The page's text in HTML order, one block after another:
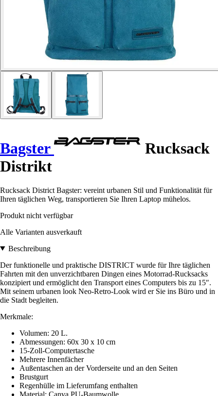
Bagster
Rucksack
Distrikt
Rucksack District Bagster: vereint urbanen Stil und Funktionalität für
Ihren täglichen Weg, transportieren Sie Ihren Laptop mühelos.
Produkt nicht verfügbar
Alle Varianten ausverkauft
Beschreibung
Der funktionelle und praktische DISTRICT wurde für Ihre täglichen
Fahrten mit den unverzichtbaren Dingen eines Motorrad-Rucksacks
konzipiert und ermöglicht den Transport eines Computers bis zu 15″.
Mit seinem urbanen look Neo-Retro-Look wird er Sie ins Büro und in
die Stadt begleiten.
Merkmale:
Volumen: 20 L.
Abmessungen: 60x 30 x 10 cm
15-Zoll-Computertasche
Mehrere Innenfächer
Außentaschen an der Vorderseite und an den Seiten
Brustgurt
Regenhülle im Lieferumfang enthalten
Material: Canva PU-Baumwolle